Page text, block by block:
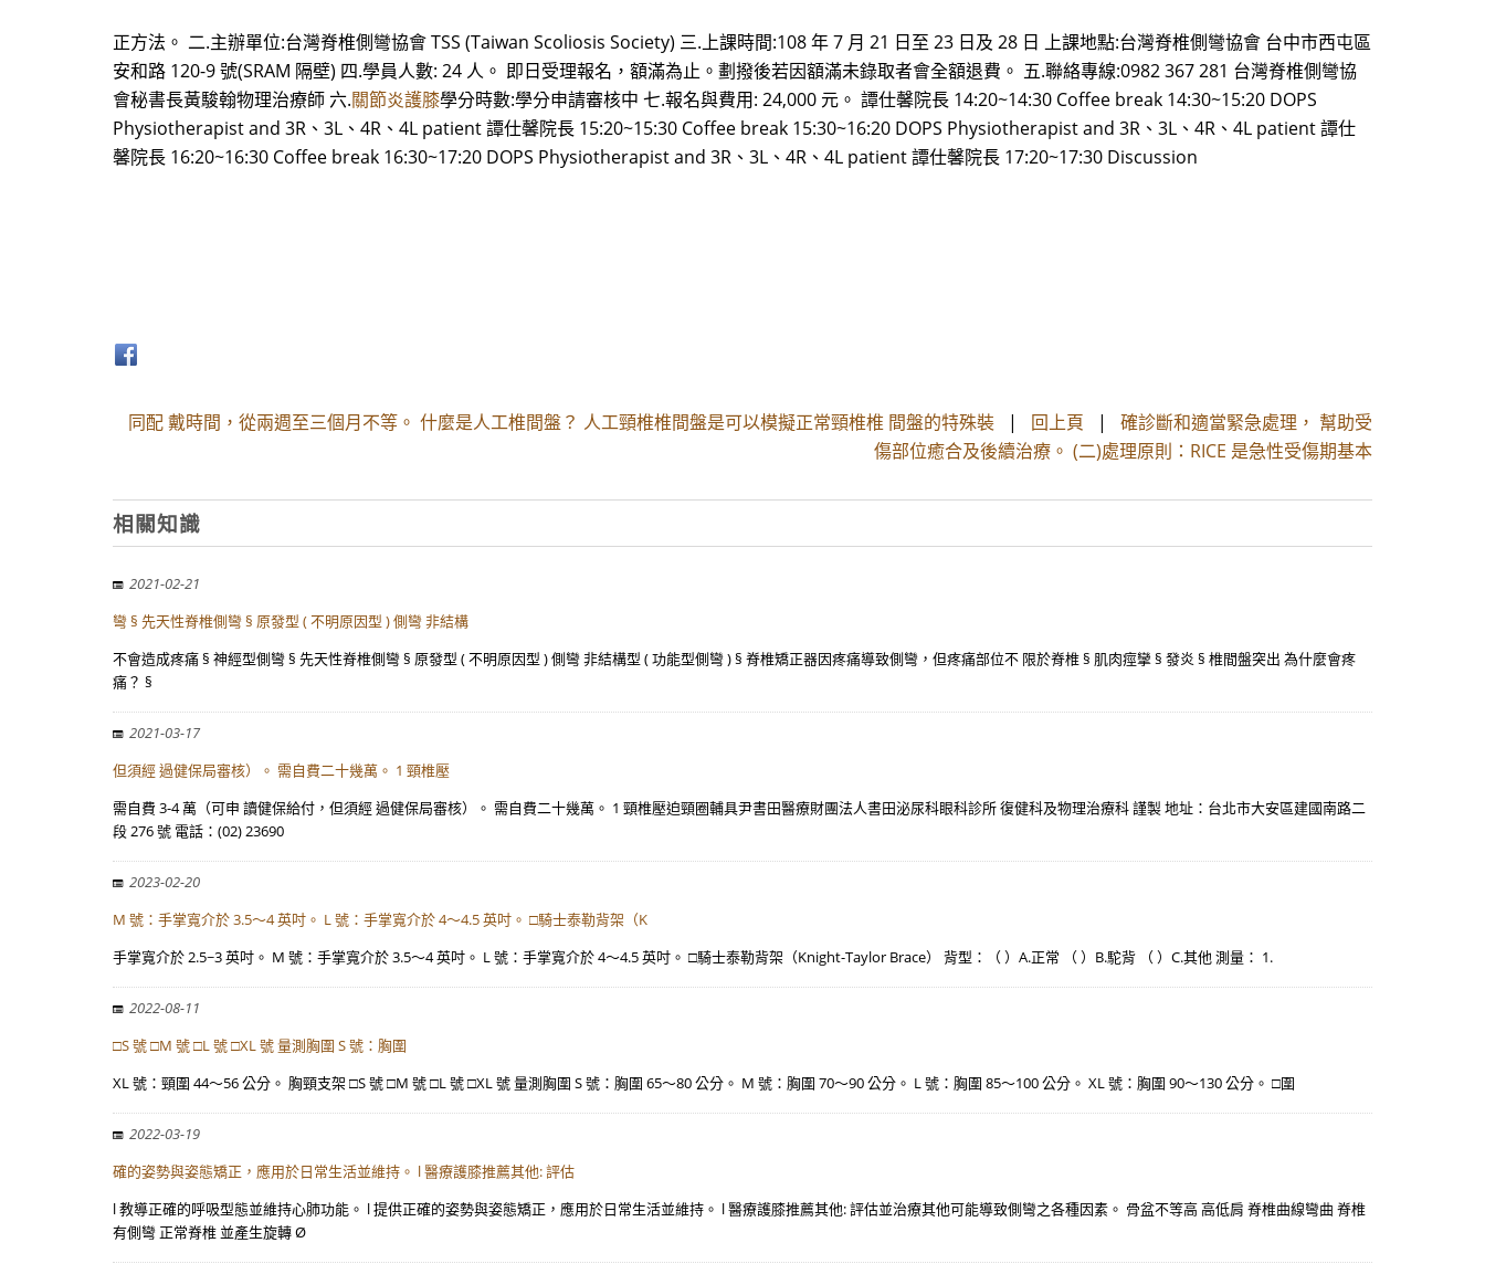
正方法。 二.主辦單位:台灣脊椎側彎協會 TSS (Taiwan Scoliosis Society) 三.上課時間:108 年 7 月 21 日至 23 日及 28 日 上課地點:台灣脊椎側彎協會 台中市西屯區
安和路 120-9 號(SRAM 隔壁) 四.學員人數: 24 人。 即日受理報名，額滿為止。劃撥後若因額滿未錄取者會全額退費。 五.聯絡專線:0982 367 281 台灣脊椎側彎協
會秘書長黃駿翰物理治療師 六.關節炎護膝學分時數:學分申請審核中 七.報名與費用: 24,000 元。 譚仕馨院長 14:20~14:30 Coffee break 14:30~15:20 DOPS
Physiotherapist and 3R、3L、4R、4L patient 譚仕馨院長 15:20~15:30 Coffee break 15:30~16:20 DOPS Physiotherapist and 3R、3L、4R、4L patient 譚仕
馨院長 16:20~16:30 Coffee break 16:30~17:20 DOPS Physiotherapist and 3R、3L、4R、4L patient 譚仕馨院長 17:20~17:30 Discussion
同配 戴時間，從兩週至三個月不等。 什麼是人工椎間盤？ 人工頸椎椎間盤是可以模擬正常頸椎椎 間盤的特殊裝 | 回上頁 | 確診斷和適當緊急處理， 幫助受
傷部位癒合及後續治療。 (二)處理原則：RICE 是急性受傷期基本
相關知識
2021-02-21
彎 § 先天性脊椎側彎 § 原發型 ( 不明原因型 ) 側彎 非結構
不會造成疼痛 § 神經型側彎 § 先天性脊椎側彎 § 原發型 ( 不明原因型 ) 側彎 非結構型 ( 功能型側彎 ) § 脊椎矯正器因疼痛導致側彎，但疼痛部位不 限於脊椎 § 肌肉痙攣 § 發炎 § 椎間盤突出 為什麼會疼
痛？ §
2021-03-17
但須經 過健保局審核）。 需自費二十幾萬。 1 頸椎壓
需自費 3-4 萬（可申 讀健保給付，但須經 過健保局審核）。 需自費二十幾萬。 1 頸椎壓迫頸圈輔具尹書田醫療財團法人書田泌尿科眼科診所 復健科及物理治療科 謹製 地址：台北市大安區建國南路二
段 276 號 電話：(02) 23690
2023-02-20
M 號：手掌寬介於 3.5～4 英吋。 L 號：手掌寬介於 4～4.5 英吋。 □騎士泰勒背架（K
手掌寬介於 2.5~3 英吋。 M 號：手掌寬介於 3.5～4 英吋。 L 號：手掌寬介於 4～4.5 英吋。 □騎士泰勒背架（Knight-Taylor Brace） 背型：（ ）A.正常 （ ）B.駝背 （ ）C.其他 測量： 1.
2022-08-11
□S 號 □M 號 □L 號 □XL 號 量測胸圍 S 號：胸圍
XL 號：頸圍 44～56 公分。 胸頸支架 □S 號 □M 號 □L 號 □XL 號 量測胸圍 S 號：胸圍 65～80 公分。 M 號：胸圍 70～90 公分。 L 號：胸圍 85～100 公分。 XL 號：胸圍 90～130 公分。 □圍
2022-03-19
確的姿勢與姿態矯正，應用於日常生活並維持。 l 醫療護膝推薦其他: 評估
l 教導正確的呼吸型態並維持心肺功能。 l 提供正確的姿勢與姿態矯正，應用於日常生活並維持。 l 醫療護膝推薦其他: 評估並治療其他可能導致側彎之各種因素。 骨盆不等高 高低肩 脊椎曲線彎曲 脊椎
有側彎 正常脊椎 並產生旋轉 Ø